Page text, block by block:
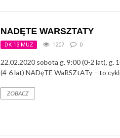
GRUPA
TANIEC
NADĘTE WARSZTATY
DK 13 MUZ 1207 0
22.02.2020 sobota g. 9:00 (0-2 lat), g.
(4-6 lat) NADęTE WaRSZtATy – to
ZOBACZ